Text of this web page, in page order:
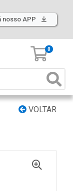
nosso APP
0
VOLTAR